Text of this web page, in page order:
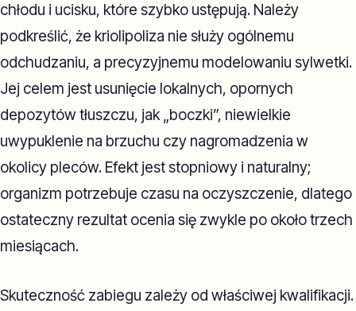
chłodu i ucisku, które szybko ustępują. Należy
podkreślić, że kriolipoliza nie służy ogólnemu
odchudzaniu, a precyzyjnemu modelowaniu sylwetki.
Jej celem jest usunięcie lokalnych, opornych
depozytów tłuszczu, jak „boczki”, niewielkie
uwypuklenie na brzuchu czy nagromadzenia w
okolicy pleców. Efekt jest stopniowy i naturalny;
organizm potrzebuje czasu na oczyszczenie, dlatego
ostateczny rezultat ocenia się zwykle po około trzech
miesiącach.
Skuteczność zabiegu zależy od właściwej kwalifikacji.